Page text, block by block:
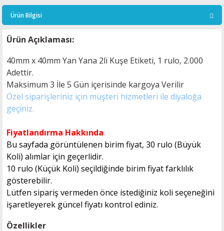
Ürün Bilgisi
Ürün Açıklaması:
40mm x 40mm Yan Yana 2li Kuşe Etiketi, 1 rulo, 2.000
Adettir.
Maksimum 3 İle 5 Gün içerisinde kargoya Verilir
Özel siparişleriniz için müşteri hizmetleri ile diyaloğa
geçiniz.
Fiyatlandırma Hakkında
Bu sayfada görüntülenen birim fiyat, 30 rulo (Büyük
Koli) alımlar için geçerlidir.
10 rulo (Küçük Koli) seçildiğinde birim fiyat farklılık
gösterebilir.
Lütfen sipariş vermeden önce istediğiniz koli seçeneğini
işaretleyerek güncel fiyatı kontrol ediniz.
Özellikler